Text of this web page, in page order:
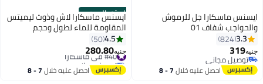
ايسنس ماسكارا جل للرموش
والحواجب شفاف 01
3.3
824
جنيه319
توصيل مجاني
توصيل مجانياحصل عليه خلال 7 - 8
الستور الرسمي
ايسنس ماسكارا لاش وذوت ليميتس
المقاومة للماء لطول وحجم
استثنائي 03(LE)
4.5
50
جنيه280.80
#40 في ماسكارا
توصيل مجاني
#40 في ماسكارا احصل عليه خلال 7 - 8